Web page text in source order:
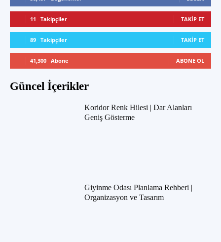
11 Takipçiler TAKIP ET
89 Takipçiler TAKIP ET
41,300 Abone ABONE OL
Güncel İçerikler
Koridor Renk Hilesi | Dar Alanları
Geniş Gösterme
Giyinme Odası Planlama Rehberi |
Organizasyon ve Tasarım